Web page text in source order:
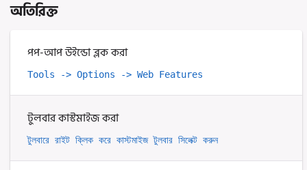
অতিরিক্ত
পপ-আপ উইন্ডো ব্লক করা
Tools -> Options -> Web Features
টুলবার কাস্টমাইজ করা
টুলবারে রাইট ক্লিক করে কাস্টমাইজ টুলবার সিলেক্ট করুন